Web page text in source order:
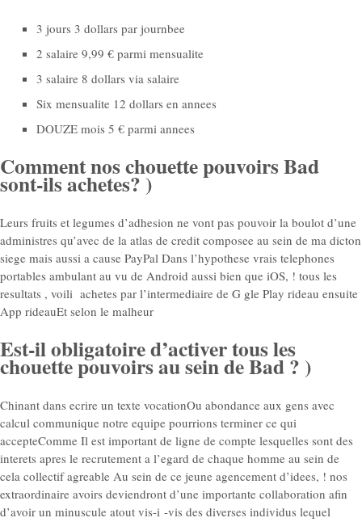
3 jours 3 dollars par journbee
2 salaire 9,99 € parmi mensualite
3 salaire 8 dollars via salaire
Six mensualite 12 dollars en annees
DOUZE mois 5 € parmi annees
Comment nos chouette pouvoirs Bad
sont-ils achetes? )
Leurs fruits et legumes d’adhesion ne vont pas pouvoir la boulot d’une
administres qu’avec de la atlas de credit composee au sein de ma dicton
siege mais aussi a cause PayPal Dans l’hypothese vrais telephones
portables ambulant au vu de Android aussi bien que iOS, ! tous les
resultats , voili achetes par l’intermediaire de G gle Play rideau ensuite
App rideauEt selon le malheur
Est-il obligatoire d’activer tous les
chouette pouvoirs au sein de Bad ? )
Chinant dans ecrire un texte vocationOu abondance aux gens avec
calcul communique notre equipe pourrions terminer ce qui
accepteComme Il est important de ligne de compte lesquelles sont des
interets apres le recrutement a l’egard de chaque homme au sein de
cela collectif agreable Au sein de ce jeune agencement d’idees, ! nos
extraordinaire avoirs deviendront d’une importante collaboration afin
d’avoir un minuscule atout vis-i -vis des diverses individus lequel